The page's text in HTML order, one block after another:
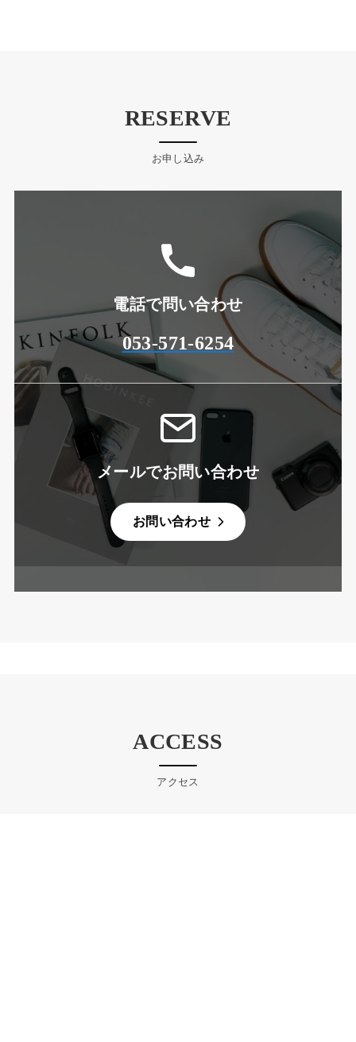
RESERVE
お申し込み
電話で問い合わせ
053-571-6254
メールでお問い合わせ
お問い合わせ
ACCESS
アクセス